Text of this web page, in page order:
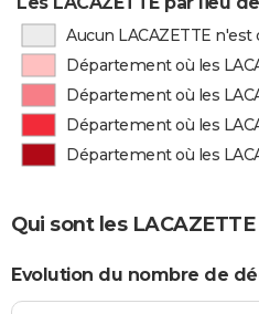
Aucun LACAZETTE
Département où les
Département où les
Département où les
Département où les
Qui sont les
Evolution du nombre de